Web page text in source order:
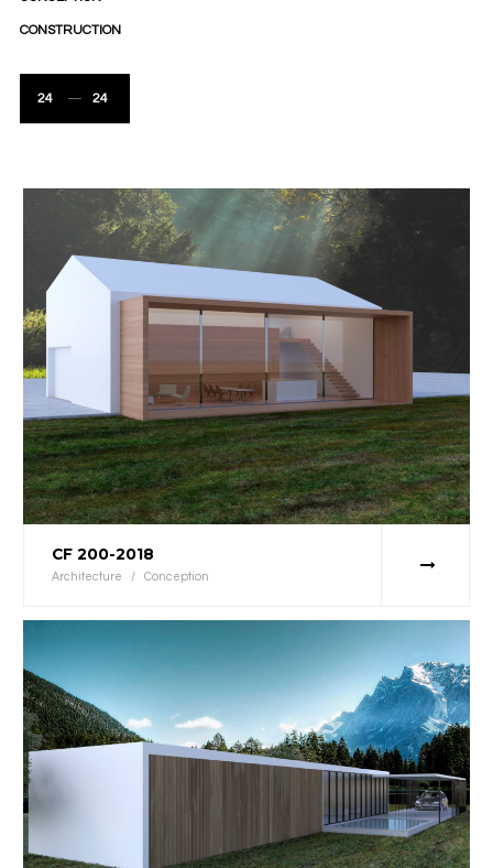
CONSTRUCTION
24 24
CF 200-2018
Architecture / Conception